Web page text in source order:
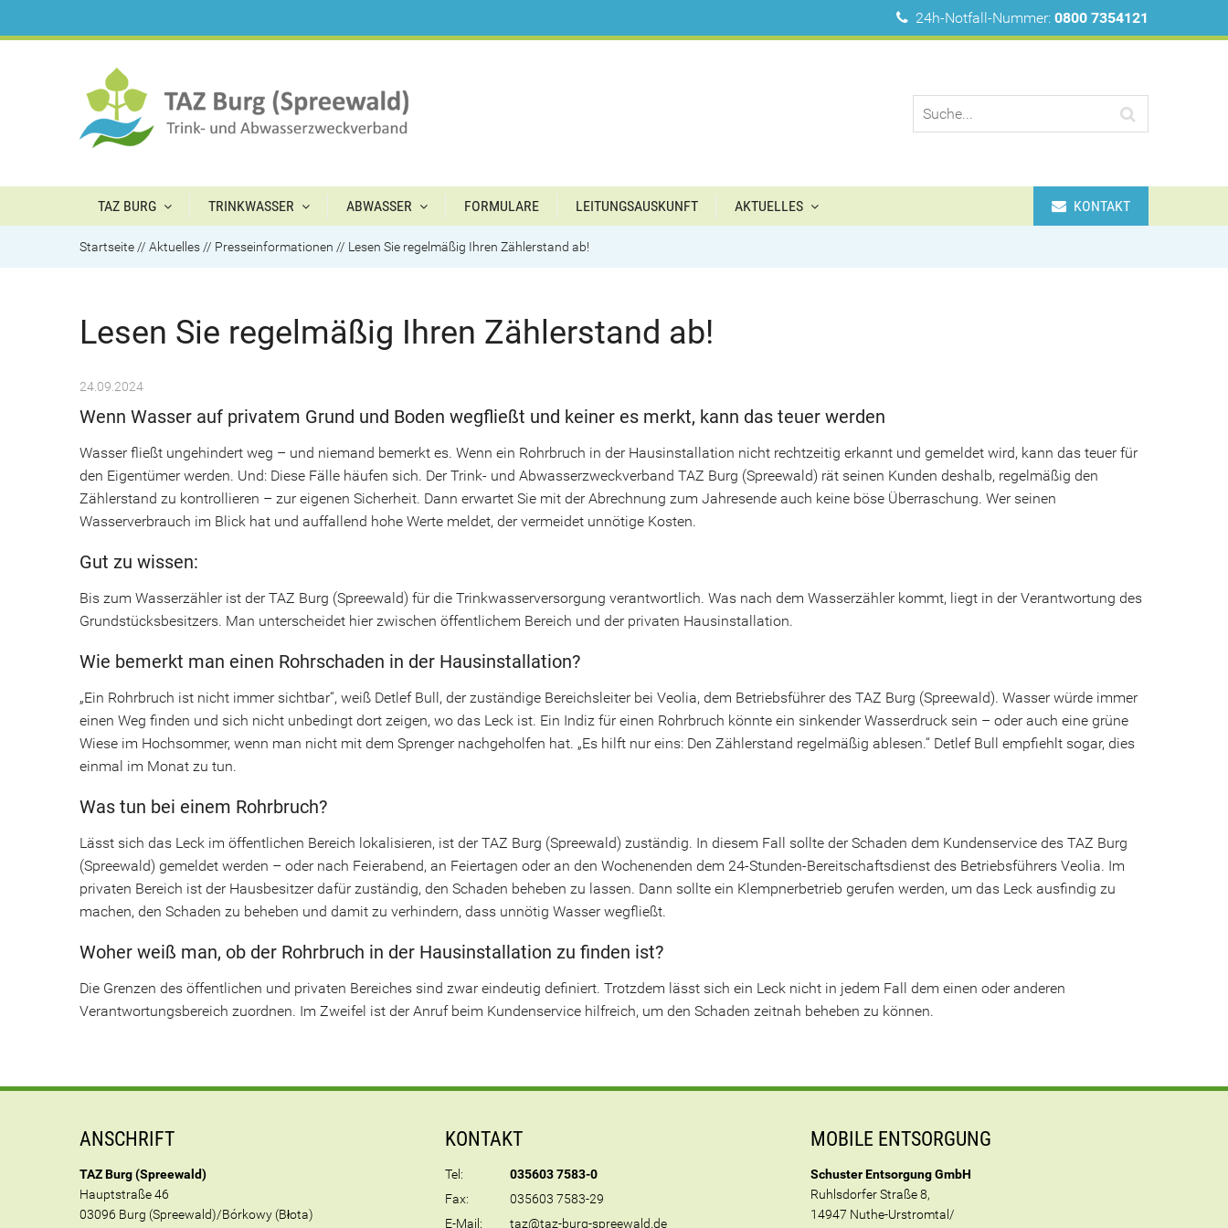
24h-Notfall-Nummer: 0800 7354121
TAZ BURG TRINKWASSER ABWASSER FORMULARE LEITUNGSAUSKUNFT AKTUELLES KONTAKT
Startseite // Aktuelles // Presseinformationen // Lesen Sie regelmäßig Ihren Zählerstand ab!
Lesen Sie regelmäßig Ihren Zählerstand ab!
24.09.2024
Wenn Wasser auf privatem Grund und Boden wegfließt und keiner es merkt, kann das teuer werden
Wasser fließt ungehindert weg – und niemand bemerkt es. Wenn ein Rohrbruch in der Hausinstallation nicht rechtzeitig erkannt und gemeldet wird, kann das teuer für
den Eigentümer werden. Und: Diese Fälle häufen sich. Der Trink- und Abwasserzweckverband TAZ Burg (Spreewald) rät seinen Kunden deshalb, regelmäßig den
Zählerstand zu kontrollieren – zur eigenen Sicherheit. Dann erwartet Sie mit der Abrechnung zum Jahresende auch keine böse Überraschung. Wer seinen
Wasserverbrauch im Blick hat und auffallend hohe Werte meldet, der vermeidet unnötige Kosten.
Gut zu wissen:
Bis zum Wasserzähler ist der TAZ Burg (Spreewald) für die Trinkwasserversorgung verantwortlich. Was nach dem Wasserzähler kommt, liegt in der Verantwortung des
Grundstücksbesitzers. Man unterscheidet hier zwischen öffentlichem Bereich und der privaten Hausinstallation.
Wie bemerkt man einen Rohrschaden in der Hausinstallation?
„Ein Rohrbruch ist nicht immer sichtbar“, weiß Detlef Bull, der zuständige Bereichsleiter bei Veolia, dem Betriebsführer des TAZ Burg (Spreewald). Wasser würde immer
einen Weg finden und sich nicht unbedingt dort zeigen, wo das Leck ist. Ein Indiz für einen Rohrbruch könnte ein sinkender Wasserdruck sein – oder auch eine grüne
Wiese im Hochsommer, wenn man nicht mit dem Sprenger nachgeholfen hat. „Es hilft nur eins: Den Zählerstand regelmäßig ablesen.“ Detlef Bull empfiehlt sogar, dies
einmal im Monat zu tun.
Was tun bei einem Rohrbruch?
Lässt sich das Leck im öffentlichen Bereich lokalisieren, ist der TAZ Burg (Spreewald) zuständig. In diesem Fall sollte der Schaden dem Kundenservice des TAZ Burg
(Spreewald) gemeldet werden – oder nach Feierabend, an Feiertagen oder an den Wochenenden dem 24-Stunden-Bereitschaftsdienst des Betriebsführers Veolia. Im
privaten Bereich ist der Hausbesitzer dafür zuständig, den Schaden beheben zu lassen. Dann sollte ein Klempnerbetrieb gerufen werden, um das Leck ausfindig zu
machen, den Schaden zu beheben und damit zu verhindern, dass unnötig Wasser wegfließt.
Woher weiß man, ob der Rohrbruch in der Hausinstallation zu finden ist?
Die Grenzen des öffentlichen und privaten Bereiches sind zwar eindeutig definiert. Trotzdem lässt sich ein Leck nicht in jedem Fall dem einen oder anderen
Verantwortungsbereich zuordnen. Im Zweifel ist der Anruf beim Kundenservice hilfreich, um den Schaden zeitnah beheben zu können.
ANSCHRIFT
TAZ Burg (Spreewald)
Hauptstraße 46
03096 Burg (Spreewald)/Bórkowy (Błota)
KONTAKT
Tel:
035603 7583-0
Fax:
035603 7583-29
E-Mail:
taz@taz-burg-spreewald.de
MOBILE ENTSORGUNG
Schuster Entsorgung GmbH
Ruhlsdorfer Straße 8,
14947 Nuthe-Urstromtal/